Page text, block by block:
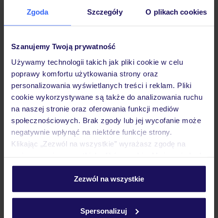
Zgoda Szczegóły O plikach cookies
Szanujemy Twoją prywatność
Używamy technologii takich jak pliki cookie w celu
poprawy komfortu użytkowania strony oraz
personalizowania wyświetlanych treści i reklam. Pliki
cookie wykorzystywane są także do analizowania ruchu
na naszej stronie oraz oferowania funkcji mediów
społecznościowych. Brak zgody lub jej wycofanie może
negatywnie wpłynąć na niektóre funkcje strony.
Klikając „Zezwól na wszystkie” wyrażasz zgodę na
personalizować swój wybór wchodząc w zakładkę
Szczegółowe informacje o plikach cookie znajdziesz
Zezwól na wszystkie
Spersonalizuj
Hotel
Pokoje
Wyżywienie
Atrakcje
Ważne informacje
Często zadawane pytania